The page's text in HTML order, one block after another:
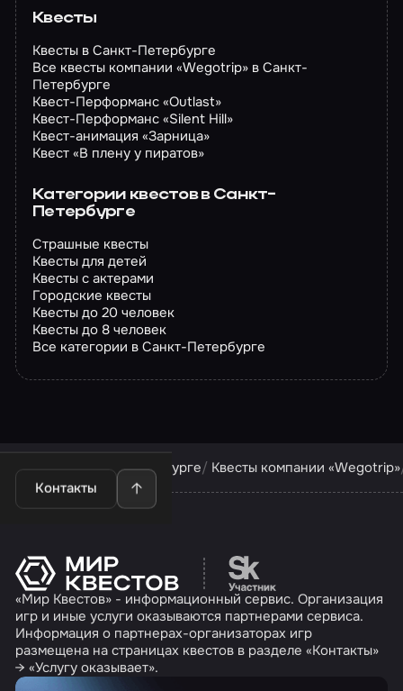
Квесты
Квесты в Санкт-Петербурге
Все квесты компании «Wegotrip» в Санкт-
Петербурге
Квест-Перформанс «Outlast»
Квест-Перформанс «Silent Hill»
Квест-анимация «Зарница»
Квест «В плену у пиратов»
Категории квестов в Санкт-
Петербурге
Страшные квесты
Квесты для детей
Квесты с актерами
Городские квесты
Квесты до 20 человек
Квесты до 8 человек
Все категории в Санкт-Петербурге
Контакты
Квесты в Санкт-Петербурге Квесты компании «Wegotrip»
Перейти на сайт
«Мир Квестов» - информационный сервис. Организация
игр и иные услуги оказываются партнерами сервиса.
Информация о партнерах-организаторах игр
размещена на страницах квестов в разделе «Контакты»
→ «Услугу оказывает».